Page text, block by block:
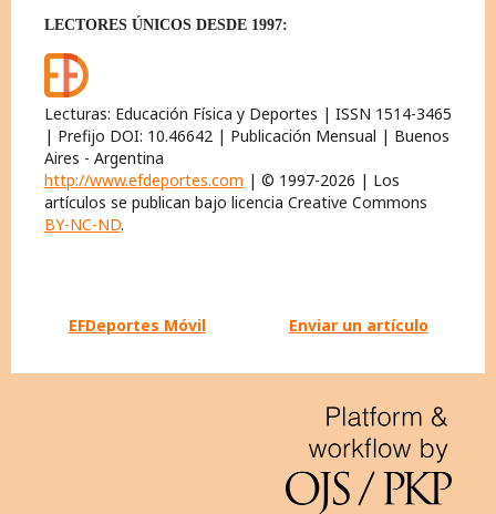
LECTORES ÚNICOS DESDE 1997:
Lecturas: Educación Física y Deportes | ISSN 1514-3465
| Prefijo DOI: 10.46642 | Publicación Mensual | Buenos
Aires - Argentina
http://www.efdeportes.com | © 1997-2026 | Los
artículos se publican bajo licencia Creative Commons
BY-NC-ND.
EFDeportes Móvil Enviar un artículo